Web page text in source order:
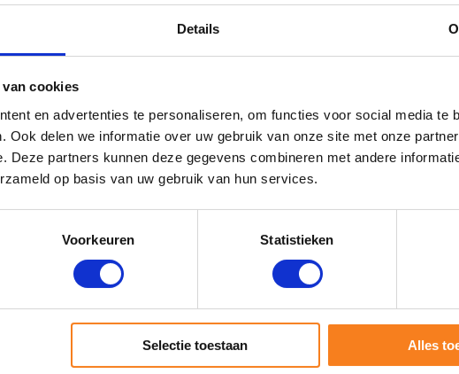
Details
cookies
en advertenties te personaliseren, om functies voor social media te
Ook delen we informatie over uw gebruik van onze site met onze
Deze partners kunnen deze gegevens combineren met andere
op basis van uw gebruik van hun services.
Voorkeuren Statistieken
Selectie toestaan Alles
houtsoort is essenhout. Het geeft een fraai vlammenspel en spat niet.
ook prima geschikt voor andere kachels en haarden.
zonder aanmaakhout
een prima keuze. Het hout
gloed
zonder aanmaakhout